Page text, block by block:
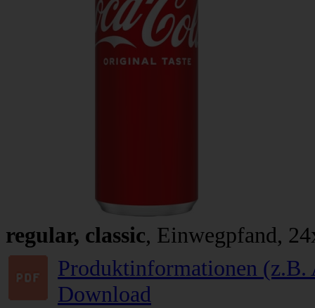
regular, classic, Einwegpfand,
Produktinformationen
Download